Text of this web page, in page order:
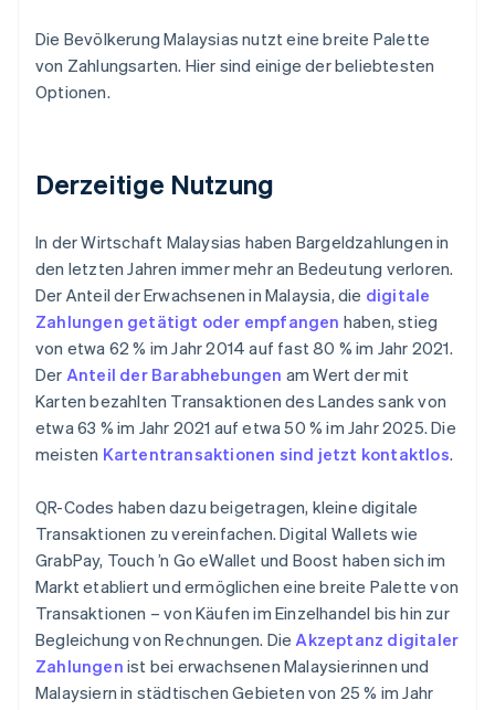
Die Bevölkerung Malaysias nutzt eine breite Palette
von Zahlungsarten. Hier sind einige der beliebtesten
Optionen.
Derzeitige Nutzung
In der Wirtschaft Malaysias haben Bargeldzahlungen in
den letzten Jahren immer mehr an Bedeutung verloren.
Der Anteil der Erwachsenen in Malaysia, die digitale
Zahlungen getätigt oder empfangen haben, stieg
von etwa 62 % im Jahr 2014 auf fast 80 % im Jahr 2021.
Der Anteil der Barabhebungen am Wert der mit
Karten bezahlten Transaktionen des Landes sank von
etwa 63 % im Jahr 2021 auf etwa 50 % im Jahr 2025. Die
meisten Kartentransaktionen sind jetzt kontaktlos.
QR-Codes haben dazu beigetragen, kleine digitale
Transaktionen zu vereinfachen. Digital Wallets wie
GrabPay, Touch ’n Go eWallet und Boost haben sich im
Markt etabliert und ermöglichen eine breite Palette von
Transaktionen – von Käufen im Einzelhandel bis hin zur
Begleichung von Rechnungen. DieAkzeptanz digitaler
Zahlungen ist bei erwachsenen Malaysierinnen und
Malaysiern in städtischen Gebieten von 25 % im Jahr